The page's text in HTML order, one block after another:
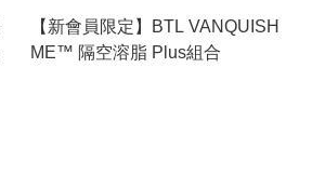
【新會員限定】BTL VANQUISH
ME™ 隔空溶脂 Plus組合